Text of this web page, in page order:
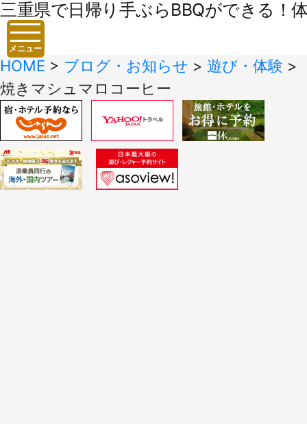
三重県で日帰り手ぶらBBQができる！
メニュー
HOME > ブログ・お知らせ > 遊び・体験 >
焼きマシュマロコーヒー